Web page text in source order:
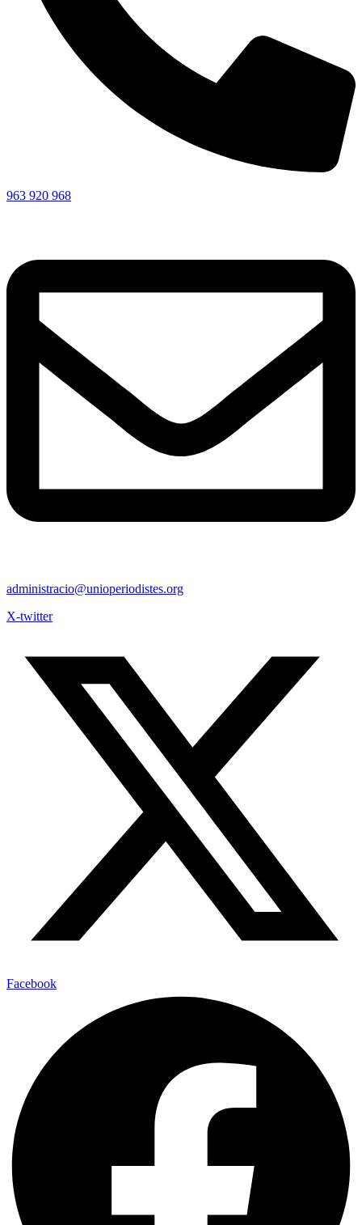
963 920 968
administracio@unioperiodistes.org
X-twitter
Facebook